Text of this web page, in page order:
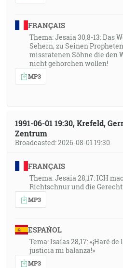
FRANÇAIS
Thema: Jesaia 30,8-13: Das
Sehern, zu Seinen
missratenen Söhne die den
nicht gehorchen wollen!
MP3
1991-06-01 19:30, Krefeld,
Zentrum
Broadcasted: 2026-08-01 19:30
FRANÇAIS
Thema: Jesaia 28,17: ICH
Richtschnur und die
MP3
ESPAÑOL
Tema: Isaías 28,17: «¡Haré
justicia mi balanza!»
MP3